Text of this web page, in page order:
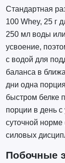
Стандартная
100 Whey, 25 г
250 мл воды
усвоение,
с водой для
баланса в
дни одна
быстром белке
порции в день
суточной норме
силовых
Побочные